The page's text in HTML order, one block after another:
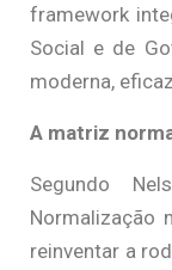
framework
Social e de
moderna,
A matriz
Segundo
Normalização
reinventar a